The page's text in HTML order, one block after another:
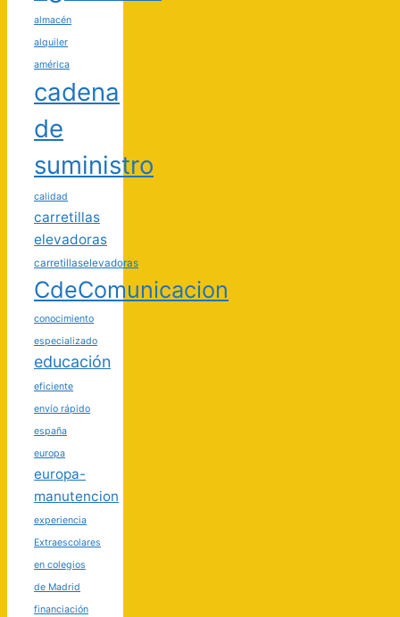
almacén
alquiler
américa
cadena
de
suministro
calidad
carretillas
elevadoras
carretillaselevadoras
CdeComunicacion
conocimiento
especializado
educación
eficiente
envío rápido
españa
europa
europa-
manutencion
experiencia
Extraescolares
en colegios
de Madrid
financiación